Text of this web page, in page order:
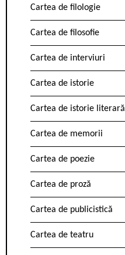
Cartea de filologie
Cartea de filosofie
Cartea de interviuri
Cartea de istorie
Cartea de istorie literară
Cartea de memorii
Cartea de poezie
Cartea de proză
Cartea de publicistică
Cartea de teatru